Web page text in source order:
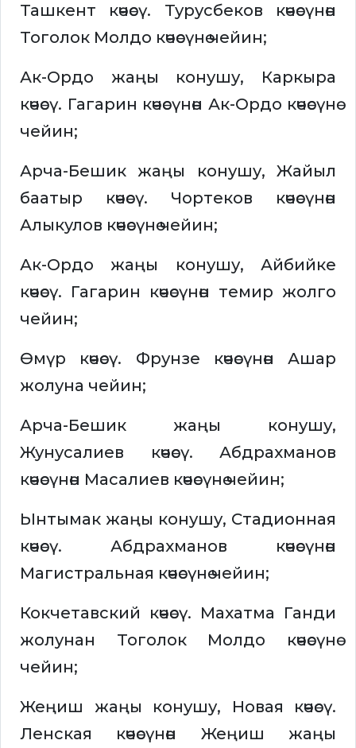
Ташкент көчөсү. Турусбеков көчөсүнөн
Тоголок Молдо көчөсүнө чейин;
Ак-Ордо жаңы конушу, Каркыра
көчөсү. Гагарин көчөсүнөн Ак-Ордо көчөсүнө
чейин;
Арча-Бешик жаңы конушу, Жайыл
баатыр көчөсү. Чортеков көчөсүнөн
Алыкулов көчөсүнө чейин;
Ак-Ордо жаңы конушу, Айбийке
көчөсү. Гагарин көчөсүнөн темир жолго
чейин;
Өмүр көчөсү. Фрунзе көчөсүнөн Ашар
жолуна чейин;
Арча-Бешик жаңы конушу,
Жунусалиев көчөсү. Абдрахманов
көчөсүнөн Масалиев көчөсүнө чейин;
Ынтымак жаңы конушу, Стадионная
көчөсү. Абдрахманов көчөсүнөн
Магистральная көчөсүнө чейин;
Кокчетавский көчөсү. Махатма Ганди
жолунан Тоголок Молдо көчөсүнө
чейин;
Жеңиш жаңы конушу, Новая көчөсү.
Ленская көчөсүнөн Жеңиш жаңы